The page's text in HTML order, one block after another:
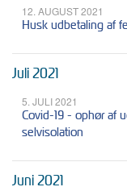
12. AUGUST 2021
Husk udbetaling af
Juli 2021
5. JULI 2021
Covid-19 - ophør af
selvisolation
Juni 2021